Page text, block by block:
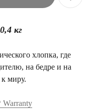
кг
хлопка, где
на бедре и на
миру.